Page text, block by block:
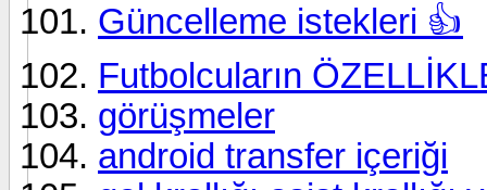
Güncelleme istekleri 👍
Futbolcuların
görüşmeler
android transfer içeriği